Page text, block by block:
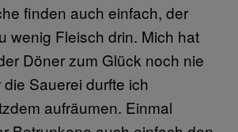
finden auch einfach, der
wenig Fleisch drin. Mich hat
Döner zum Glück noch nie
Sauerei durfte ich
aufräumen. Einmal